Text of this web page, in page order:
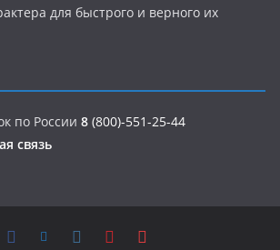
для быстрого и верного их
по России 8 (800)-551-25-44
связь